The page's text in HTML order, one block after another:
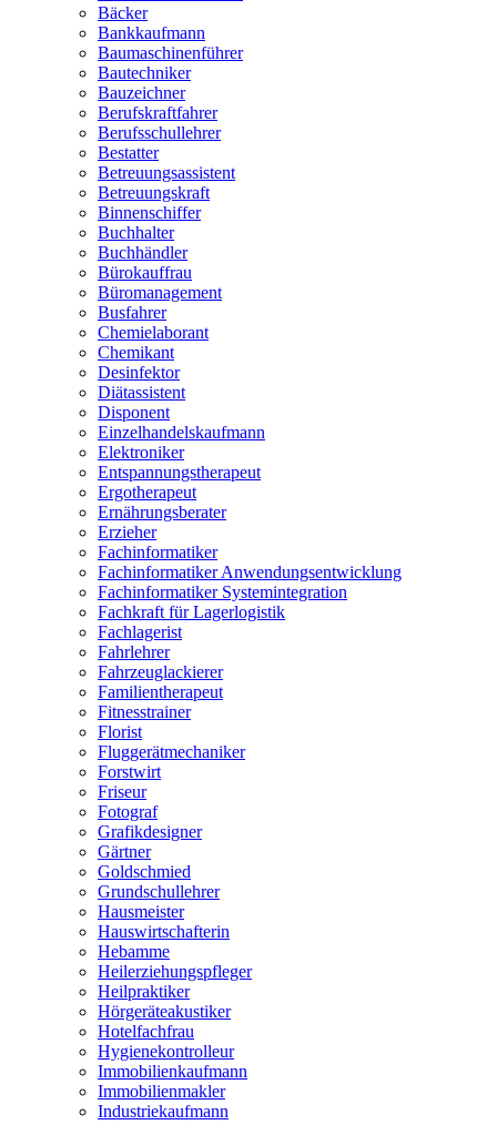
Bäcker
Bankkaufmann
Baumaschinenführer
Bautechniker
Bauzeichner
Berufskraftfahrer
Berufsschullehrer
Bestatter
Betreuungsassistent
Betreuungskraft
Binnenschiffer
Buchhalter
Buchhändler
Bürokauffrau
Büromanagement
Busfahrer
Chemielaborant
Chemikant
Desinfektor
Diätassistent
Disponent
Einzelhandelskaufmann
Elektroniker
Entspannungstherapeut
Ergotherapeut
Ernährungsberater
Erzieher
Fachinformatiker
Fachinformatiker Anwendungsentwicklung
Fachinformatiker Systemintegration
Fachkraft für Lagerlogistik
Fachlagerist
Fahrlehrer
Fahrzeuglackierer
Familientherapeut
Fitnesstrainer
Florist
Fluggerätmechaniker
Forstwirt
Friseur
Fotograf
Grafikdesigner
Gärtner
Goldschmied
Grundschullehrer
Hausmeister
Hauswirtschafterin
Hebamme
Heilerziehungspfleger
Heilpraktiker
Hörgeräteakustiker
Hotelfachfrau
Hygienekontrolleur
Immobilienkaufmann
Immobilienmakler
Industriekaufmann